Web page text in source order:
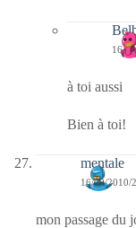
16/
à toi aussi
Bien à toi!
mentale
16/09/2010/
mon passage du